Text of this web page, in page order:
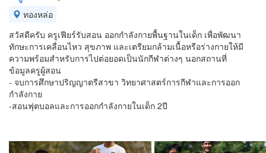
ทองหล่อ
สวัสดีครับ ครูเฟียร์รับสอน ออกกำลังกายพื้นฐานในเด็ก เพื่อพัฒนา
ทักษะการเคลื่อนไหว สุขภาพ และเตรียมกล้ามเนื้อหรือร่างกายให้มี
ความพร้อมสำหรับการไปต่อยอดเป็นนักกีฬาต่างๆ นอกสถานที่
ข้อมูลครูผู้สอน
- จบการศึกษาปริญญาตรีสาขา วิทยาศาสตร์การกีฬาและการออก
กำลังกาย
-สอนฟุตบอลและการออกกำลังกายในเด็ก 2ปี